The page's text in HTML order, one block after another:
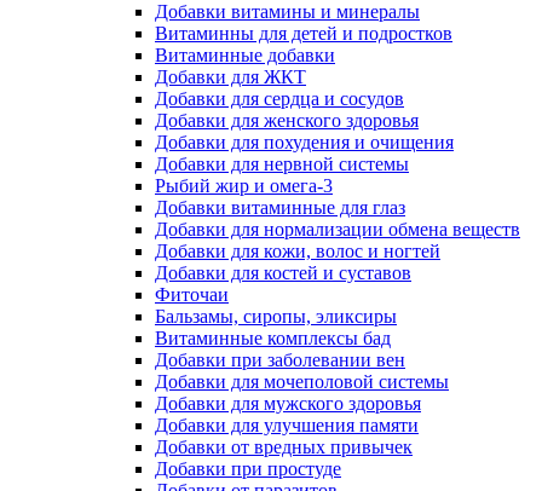
Добавки витамины и минералы
Витаминны для детей и подростков
Витаминные добавки
Добавки для ЖКТ
Добавки для сердца и сосудов
Добавки для женского здоровья
Добавки для похудения и очищения
Добавки для нервной системы
Рыбий жир и омега-3
Добавки витаминные для глаз
Добавки для нормализации обмена веществ
Добавки для кожи, волос и ногтей
Добавки для костей и суставов
Фиточаи
Бальзамы, сиропы, эликсиры
Витаминные комплексы бад
Добавки при заболевании вен
Добавки для мочеполовой системы
Добавки для мужского здоровья
Добавки для улучшения памяти
Добавки от вредных привычек
Добавки при простуде